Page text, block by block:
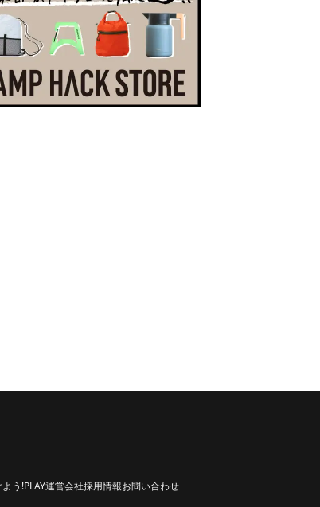
う!PLAY運営会社採用情報お問い合わせ